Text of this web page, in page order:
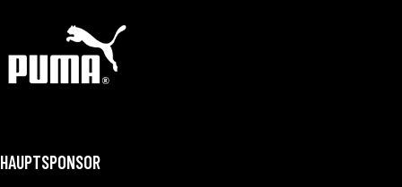
HAUPTSPONSOR